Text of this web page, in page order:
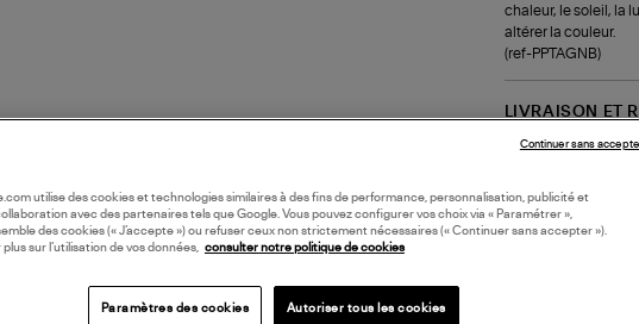
chaleur, le soleil, la
altérer la couleur.
(ref-PPTAGNB)
LIVRAISON ET
DISPONIBILITÉ
Collections similaires :
utilise des cookies et technologies similaires à des fins de performance, personnalisation, publicité et
avec des partenaires tels que Google. Vous pouvez configurer vos choix via « Paramétrer »,
des cookies (« J’accepte ») ou refuser ceux non strictement nécessaires (« Continuer sans accepter »).
plus sur l’utilisation de vos données,
consulter notre politique de cookies
Paramètres des cookies Autoriser tous les cookies
Continuer sans